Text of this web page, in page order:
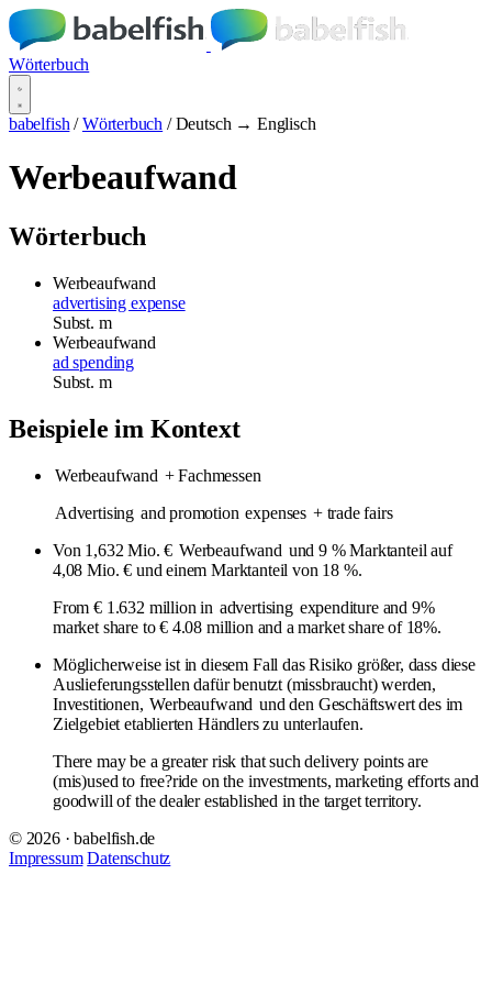
Wörterbuch
babelfish / Wörterbuch / Deutsch → Englisch
Werbeaufwand
Wörterbuch
Werbeaufwand
advertising expense
Subst. m
Werbeaufwand
ad spending
Subst. m
Beispiele im Kontext
Werbeaufwand + Fachmessen
Advertising and promotion expenses + trade fairs
Von 1,632 Mio. € Werbeaufwand und 9 % Marktanteil auf
4,08 Mio. € und einem Marktanteil von 18 %.
From € 1.632 million in advertising expenditure and 9%
market share to € 4.08 million and a market share of 18%.
Möglicherweise ist in diesem Fall das Risiko größer, dass diese
Auslieferungsstellen dafür benutzt (missbraucht) werden,
Investitionen, Werbeaufwand und den Geschäftswert des im
Zielgebiet etablierten Händlers zu unterlaufen.
There may be a greater risk that such delivery points are
(mis)used to free?ride on the investments, marketing efforts and
goodwill of the dealer established in the target territory.
© 2026 · babelfish.de
Impressum Datenschutz